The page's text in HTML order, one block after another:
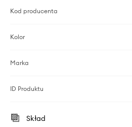
Kod producenta
Kolor
Marka
ID Produktu
Skład